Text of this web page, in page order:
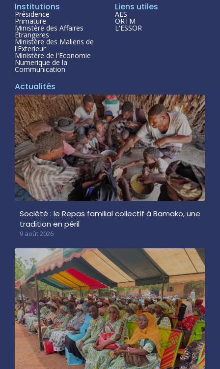
Institutions
Présidence
Primature
Ministère des Affaires
Étrangeres
Ministère des Maliens de
l'Exterieur
Ministère de l'Economie
Numerique de la
Communication
Liens utiles
AES
ORTM
L'ESSOR
Actualités
Société : le Repas familial collectif à Bamako, une
tradition en péril
9 août 2026